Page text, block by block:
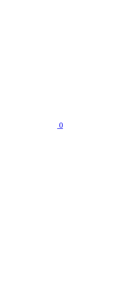
0